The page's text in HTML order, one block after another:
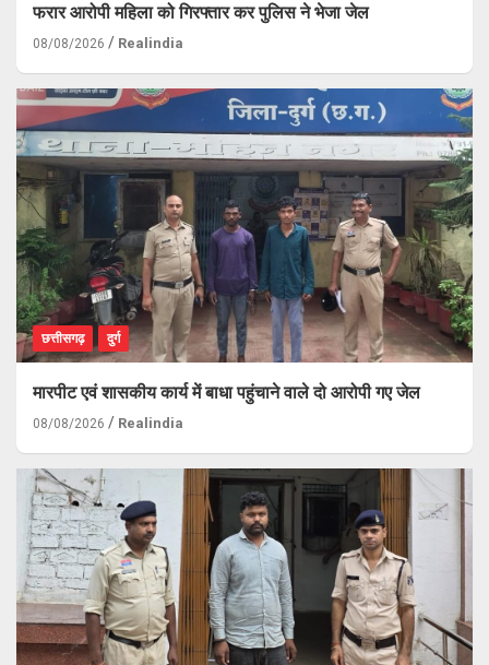
फरार आरोपी महिला को गिरफ्तार कर पुलिस ने भेजा जेल
08/08/2026 Realindia
छत्तीसगढ़ दुर्ग
मारपीट एवं शासकीय कार्य में बाधा पहुंचाने वाले दो आरोपी गए जेल
08/08/2026 Realindia